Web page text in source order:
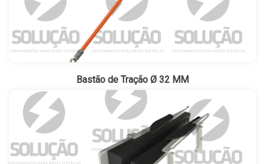
Bastão de Tração Ø 32 MM